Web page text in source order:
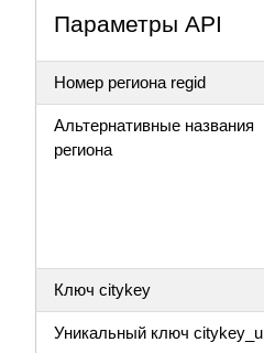
Параметры API
Номер региона regid
Альтернативные названия
региона
Ключ citykey
Уникальный ключ citykey_u